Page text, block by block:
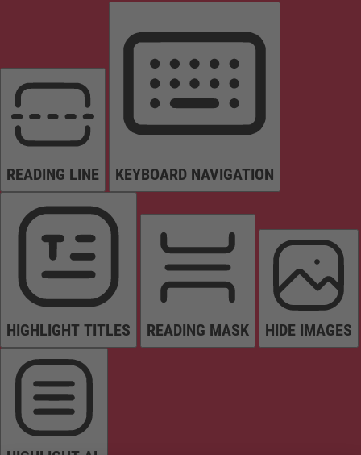
READING LINE KEYBOARD NAVIGATION
HIGHLIGHT TITLES READING MASK HIDE IMAGES